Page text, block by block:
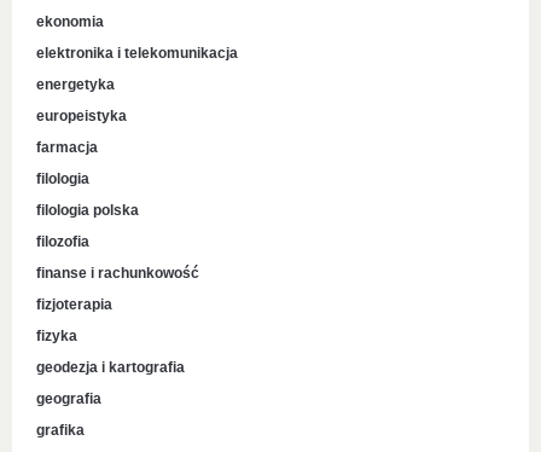
ekonomia
elektronika i telekomunikacja
energetyka
europeistyka
farmacja
filologia
filologia polska
filozofia
finanse i rachunkowość
fizjoterapia
fizyka
geodezja i kartografia
geografia
grafika